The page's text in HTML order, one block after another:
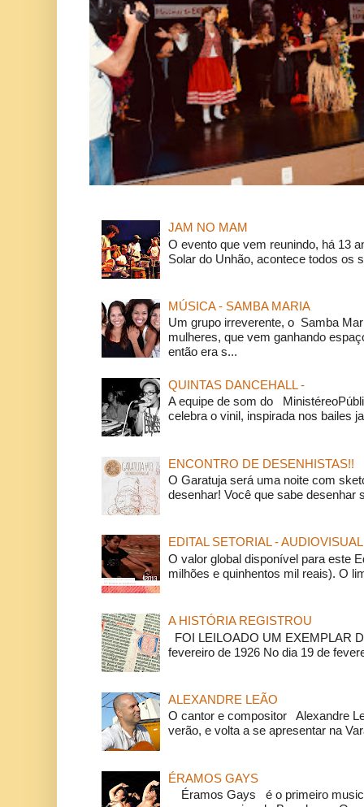
JAM NO MAM
O evento que vem reunindo, há 13
Solar do Unhão, acontece todos os
MÚSICA - SAMBA MARIA
Um grupo irreverente, o Samba
mulheres, que vem ganhando
então era s...
QUINTAS DANCEHALL -
A equipe de som do
celebra o vinil, inspirada nos bailes
ENCONTRO DE DESENHISTAS!!
O Garatuja será uma noite com
desenhar! Você que sabe desenhar
EDITAL SETORIAL - AUDIOVISUAL
O valor global disponível para este
milhões e quinhentos mil reais). O
A HISTÓRIA REGISTROU
FOI LEILOADO UM EXEMPLAR
fevereiro de 1926 No dia 19 de
ALEXANDRE LEÃO
O cantor e compositor Alexandre
verão, e volta a se apresentar na
ÉRAMOS GAYS
Éramos Gays é o primeiro